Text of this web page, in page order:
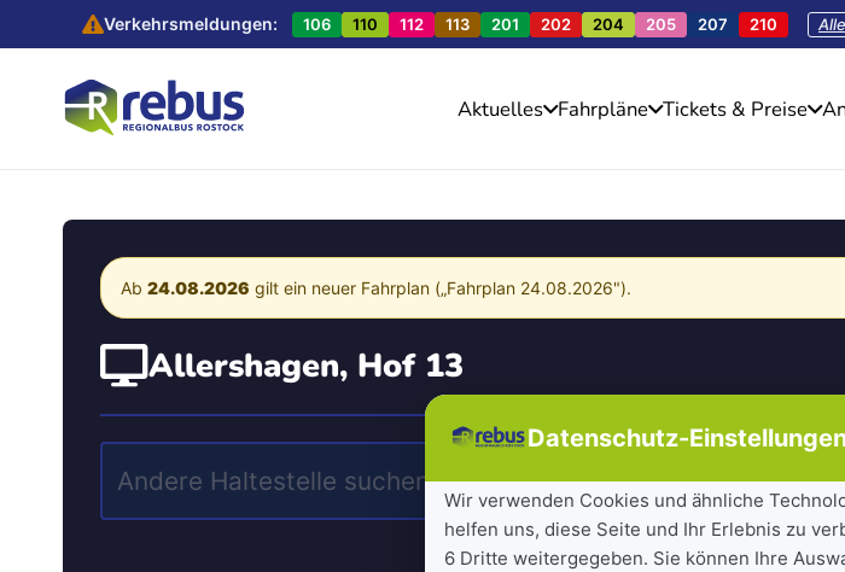
Verkehrsmeldungen: 106 110 112 113 201 202 204 205 207 210
Aktuelles Fahrpläne Tickets & Preise
Ab24.08.2026 gilt ein neuer Fahrplan („Fahrplan 24.08.2026").
Allershagen, Hof 13
Datenschutz-
Wir verwenden Cookies und ähnliche
helfen uns, diese Seite und Ihr Erlebnis zu
6 Dritte weitergegeben. Sie können Ihre